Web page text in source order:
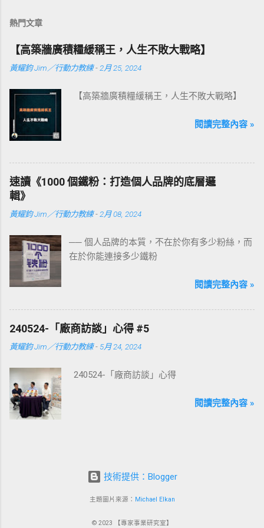
熱門文章
【高築牆廣積糧緩稱王，人生不敗大戰略】
黃耀鈞 Jim／行動力教練 - 2月 25, 2024
【高築牆廣積糧緩稱王，人生不敗大戰略】
閱讀完整內容 »
速讀《1000 個鐵粉：打造個人品牌的底層邏
輯》
黃耀鈞 Jim／行動力教練 -2月 08, 2024
── 個人品牌的本質，不在於你有多少粉絲，而
在於你能連接多少鐵粉
閱讀完整內容 »
240524-「廠商訪談」心得 #5
黃耀鈞 Jim／行動力教練 - 5月 24, 2024
240524-「廠商訪談」心得
閱讀完整內容 »
技術提供：Blogger
主題圖片來源： Michael Elkan
© 2023 【專家事業研究室】